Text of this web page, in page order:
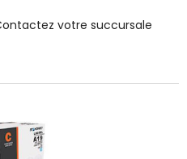
votre succursale